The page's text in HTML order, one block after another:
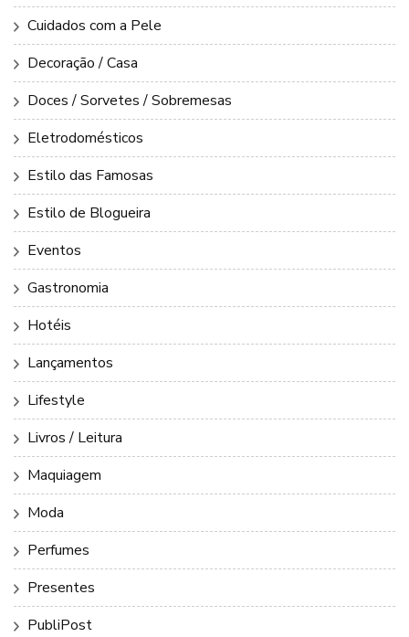
Cuidados com a Pele
Decoração / Casa
Doces / Sorvetes / Sobremesas
Eletrodomésticos
Estilo das Famosas
Estilo de Blogueira
Eventos
Gastronomia
Hotéis
Lançamentos
Lifestyle
Livros / Leitura
Maquiagem
Moda
Perfumes
Presentes
PubliPost